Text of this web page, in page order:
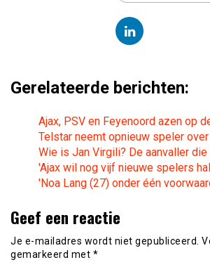
Gerelateerde berichten:
Ajax, PSV en Feyenoord azen op
Telstar neemt opnieuw speler over
Wie is Jan Virgili? De aanvaller
'Ajax wil nog vijf nieuwe spelers
'Noa Lang (27) onder één
Geef een reactie
Je e-mailadres wordt niet gepubliceerd.
gemarkeerd met *